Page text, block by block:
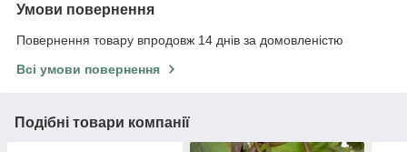
Умови повернення
Повернення товару впродовж 14 днів за домовленістю
Всі умови повернення
Подібні товари компанії